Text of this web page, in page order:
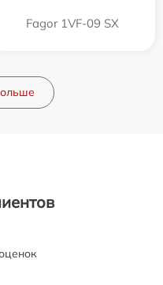
Fagor 1VF-09 SX